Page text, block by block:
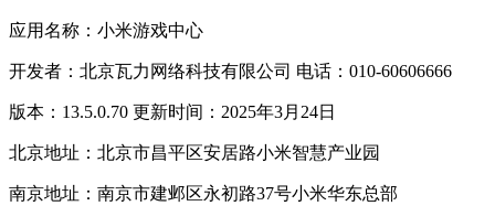
应用名称：小米游戏中心
开发者：北京瓦力网络科技有限公司 电话：010-60606666
版本：13.5.0.70 更新时间：2025年3月24日
北京地址：北京市昌平区安居路小米智慧产业园
南京地址：南京市建邺区永初路37号小米华东总部